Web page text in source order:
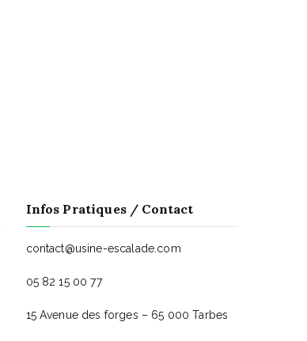
Infos Pratiques / Contact
contact@usine-escalade.com
05 82 15 00 77
15 Avenue des forges – 65 000 Tarbes